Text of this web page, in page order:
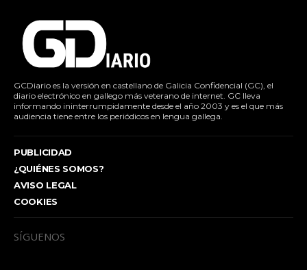
GCDiario es la versión en castellano de Galicia Confidencial (GC), el
diario electrónico en gallego más veterano de internet. GC lleva
informando ininterrumpidamente desde el año 2003 y es el que más
audiencia tiene entre los periódicos en lengua gallega.
PUBLICIDAD
¿QUIÉNES SOMOS?
AVISO LEGAL
COOKIES
SÍGUENOS